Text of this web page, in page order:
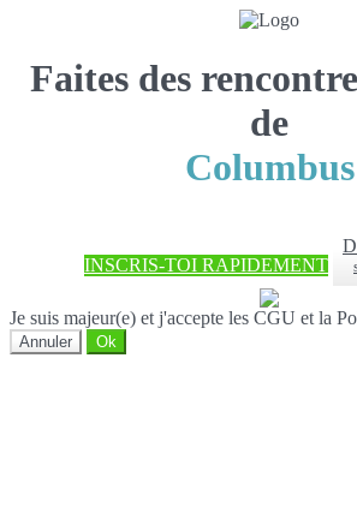
Faites des
de
Columbus
INSCRIS-TOI RAPIDEMENT
Je suis majeur(e) et j'accepte les CGU et la
Annuler Ok